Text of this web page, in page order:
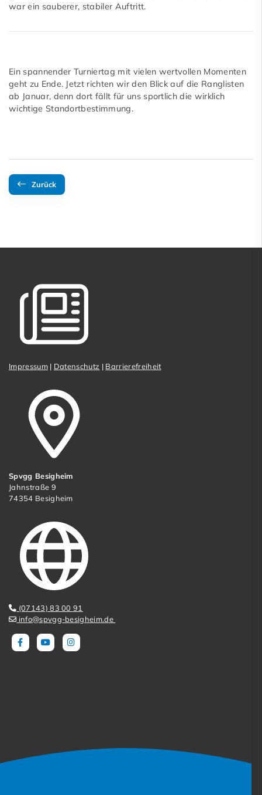
war ein sauberer, stabiler Auftritt.
Ein spannender Turniertag mit vielen wertvollen Momenten
geht zu Ende. Jetzt richten wir den Blick auf die Ranglisten
ab Januar, denn dort fällt für uns sportlich die wirklich
wichtige Standortbestimmung.
Zurück
Impressum| Datenschutz | Barrierefreiheit
Spvgg Besigheim
Jahnstraße 9
74354 Besigheim
(07143) 83 00 91
info@spvgg-besigheim.de